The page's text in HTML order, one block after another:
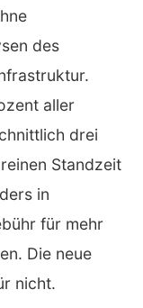
des
aller
drei
Standzeit
in
für mehr
Die neue
nicht.